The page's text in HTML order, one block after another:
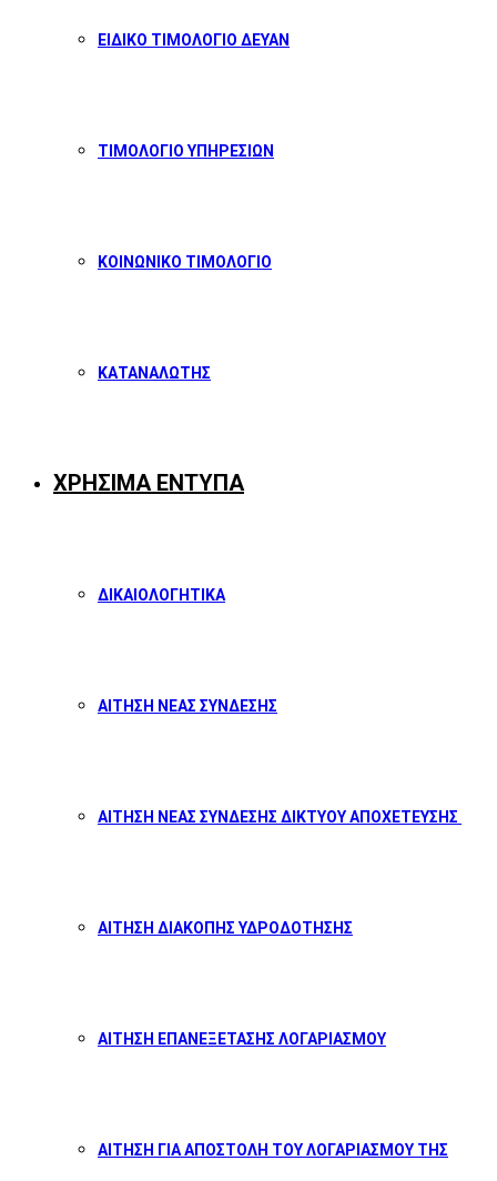
ΕΙΔΙΚΟ ΤΙΜΟΛΟΓΙΟ ΔΕΥΑΝ
ΤΙΜΟΛΟΓΙΟ ΥΠΗΡΕΣΙΩΝ
ΚΟΙΝΩΝΙΚΟ ΤΙΜΟΛΟΓΙΟ
ΚΑΤΑΝΑΛΩΤΗΣ
ΧΡΗΣΙΜΑ ΕΝΤΥΠΑ
ΔΙΚΑΙΟΛΟΓΗΤΙΚΑ
ΑΙΤΗΣΗ ΝΕΑΣ ΣΥΝΔΕΣΗΣ
ΑΙΤΗΣΗ ΝΕΑΣ ΣΥΝΔΕΣΗΣ ΔΙΚΤΥΟΥ ΑΠΟΧΕΤΕΥΣΗΣ
ΑΙΤΗΣΗ ΔΙΑΚΟΠΗΣ ΥΔΡΟΔΟΤΗΣΗΣ
ΑΙΤΗΣΗ ΕΠΑΝΕΞΕΤΑΣΗΣ ΛΟΓΑΡΙΑΣΜΟΥ
ΑΙΤΗΣΗ ΓΙΑ ΑΠΟΣΤΟΛΗ ΤΟΥ ΛΟΓΑΡΙΑΣΜΟΥ ΤΗΣ